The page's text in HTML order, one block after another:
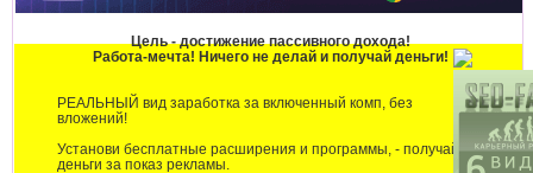
Цель - достижение пассивного дохода!
Работа-мечта! Ничего не делай и получай деньги!
РЕАЛЬНЫЙ вид заработка за включенный комп, без
вложений!
Установи бесплатные расширения и программы, - получай
деньги за показ рекламы.